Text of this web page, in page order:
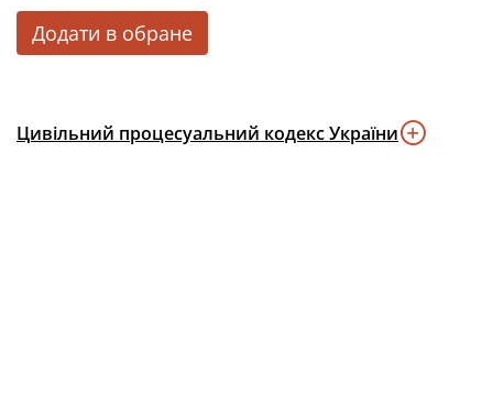
Додати в обране
Цивільний процесуальний кодекс України